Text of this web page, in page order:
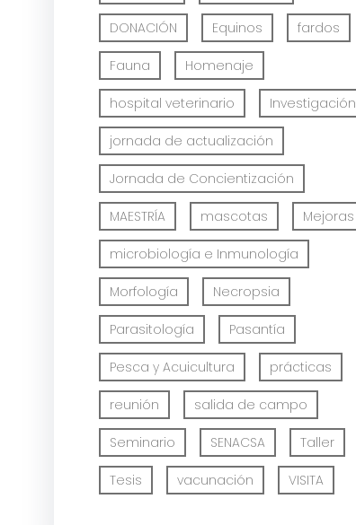
DONACIÓN Equinos fardos
Fauna Homenaje
hospital veterinario Investigación
jornada de actualización
Jornada de Concientización
MAESTRÍA mascotas Mejoras
microbiología e Inmunología
Morfología Necropsia
Parasitología Pasantía
Pesca y Acuicultura prácticas
reunión salida de campo
Seminario SENACSA Taller
Tesis vacunación VISITA